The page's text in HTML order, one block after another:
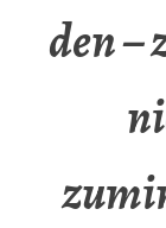
den –